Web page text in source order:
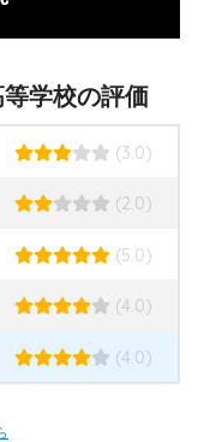
学校の評価
(3.0)
(2.0)
(5.0)
(4.0)
(4.0)